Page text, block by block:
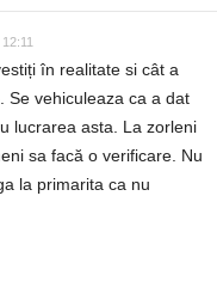
în realitate si cât a
Se vehiculeaza ca a dat
lucrarea asta. La zorleni
sa facă o verificare. Nu
la primarita ca nu